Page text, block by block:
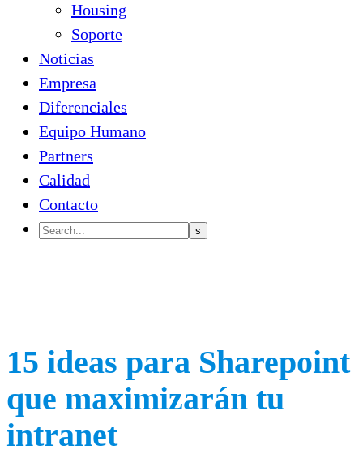
Housing
Soporte
Noticias
Empresa
Diferenciales
Equipo Humano
Partners
Calidad
Contacto
15 ideas para Sharepoint
que maximizarán tu
intranet